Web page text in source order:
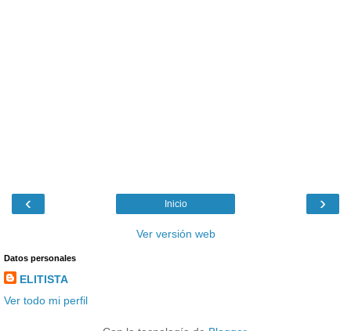
‹ ›
Inicio
Ver versión web
Datos personales
ELITISTA
Ver todo mi perfil